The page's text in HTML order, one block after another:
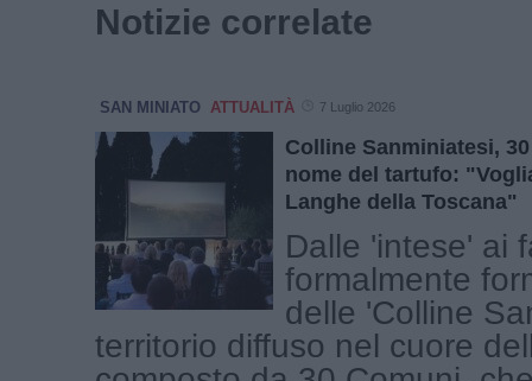
Notizie correlate
SAN MINIATO ATTUALITÀ 7 Luglio 2026
Colline Sanminiatesi,
nome del tartufo:
Langhe della Toscana"
Dalle 'intese' ai
formalmente
delle 'Colline
territorio diffuso nel cuore